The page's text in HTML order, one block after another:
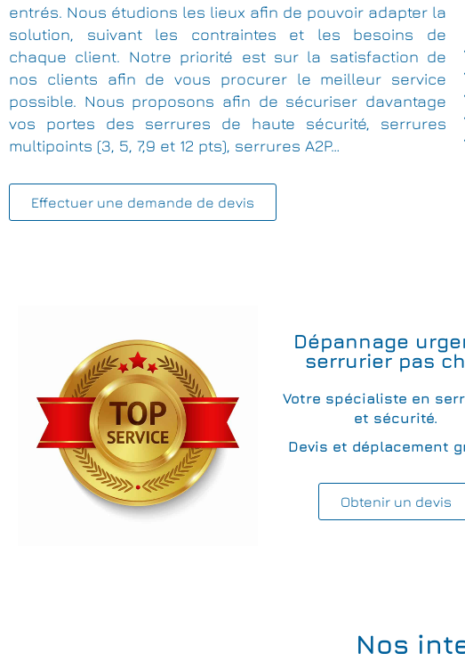
entrés. Nous étudions les lieux afin de pouvoir adapter la
solution, suivant les contraintes et les besoins de
chaque client. Notre priorité est sur la satisfaction de
nos clients afin de vous procurer le meilleur service
possible. Nous proposons afin de sécuriser davantage
vos portes des serrures de haute sécurité, serrures
multipoints (3, 5, 7,9 et 12 pts), serrures A2P…
Effectuer une demande de devis
Dépannage
serrurier pas
Votre spécialiste en
et sécurité.
Devis et déplacement
Obtenir un devis
Nos